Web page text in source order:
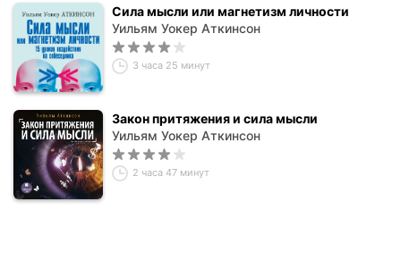
Сила мысли или магнетизм личности
Уильям Уокер Аткинсон
3 часа 25 минут
Закон притяжения и сила мысли
Уильям Уокер Аткинсон
2 часа 47 минут